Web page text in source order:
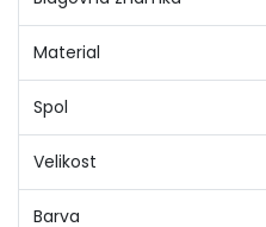
Material
Spol
Velikost
Barva